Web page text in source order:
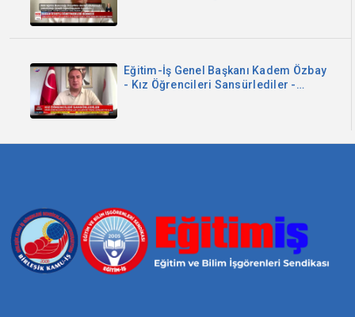
Eğitim-İş Genel Başkanı Kadem Özbay
- Kız Öğrencileri Sansürlediler -